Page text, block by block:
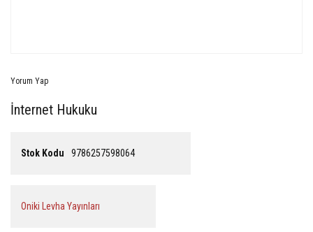
Yorum Yap
İnternet Hukuku
Stok Kodu 9786257598064
Oniki Levha Yayınları